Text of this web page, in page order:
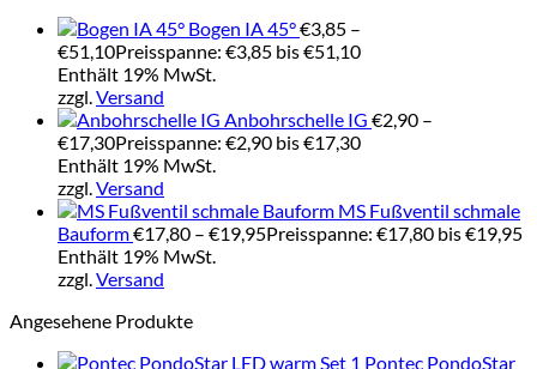
Bogen IA 45°€3,85 –
€51,10Preisspanne: €3,85 bis €51,10
Enthält 19% MwSt.
zzgl.Versand
Anbohrschelle IG €2,90 –
€17,30Preisspanne: €2,90 bis €17,30
Enthält 19% MwSt.
zzgl.Versand
MS Fußventil schmale
Bauform€17,80 – €19,95Preisspanne: €17,80 bis €19,95
Enthält 19% MwSt.
zzgl.Versand
Angesehene Produkte
Pontec PondoStar